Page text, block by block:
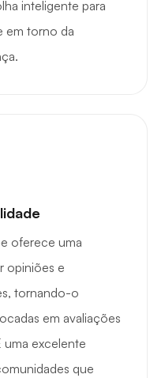
inteligente para
em torno da
oferece uma
opiniões e
tornando-o
em avaliações
uma excelente
que